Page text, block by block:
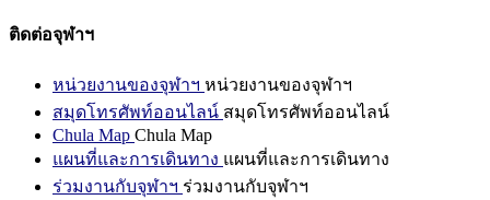
ติดต่อจุฬาฯ
หน่วยงานของจุฬาฯ หน่วยงานของจุฬาฯ
สมุดโทรศัพท์ออนไลน์ สมุดโทรศัพท์ออนไลน์
Chula Map Chula Map
แผนที่และการเดินทาง แผนที่และการเดินทาง
ร่วมงานกับจุฬาฯ ร่วมงานกับจุฬาฯ